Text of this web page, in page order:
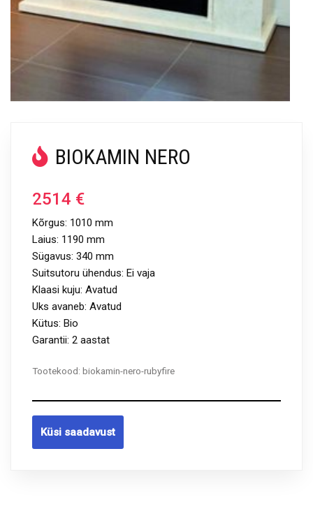
BIOKAMIN NERO
2514 €
Kõrgus: 1010 mm
Laius: 1190 mm
Sügavus: 340 mm
Suitsutoru ühendus: Ei vaja
Klaasi kuju: Avatud
Uks avaneb: Avatud
Kütus: Bio
Garantii: 2 aastat
Tootekood: biokamin-nero-rubyfire
Küsi saadavust